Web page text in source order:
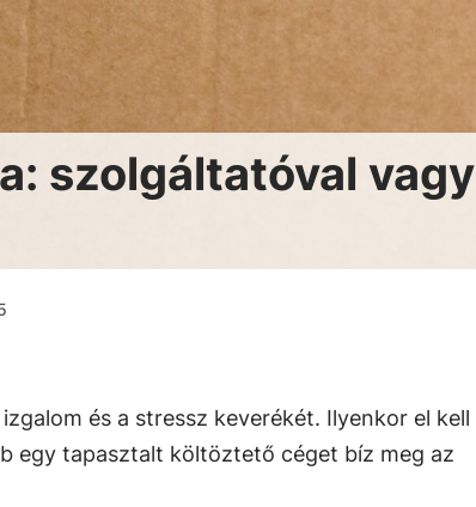
szolgáltatóval vagy
és a stressz keverékét. Ilyenkor el kell
egy tapasztalt költöztető céget bíz meg az